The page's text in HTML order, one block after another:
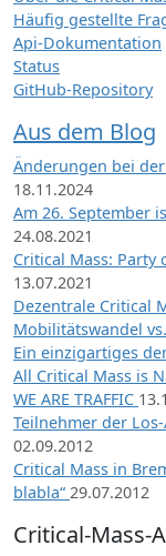
Häufig gestellte
Api-Dokumentation
Status
GitHub-Repository
Aus dem Blog
Änderungen bei
18.11.2024
Am 26. September
24.08.2021
Critical Mass: Party
13.07.2021
Dezentrale Critical
Mobilitätswandel
Ein einzigartiges
All Critical Mass is
WE ARE TRAFFIC
Teilnehmer der
02.09.2012
Critical Mass in
blabla“ 29.07.2012
Critical-Mass-